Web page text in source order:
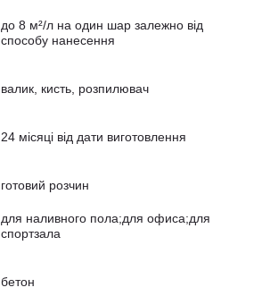
до 8 м²/л на один шар залежно від
способу нанесення
валик, кисть, розпилювач
24 місяці від дати виготовлення
готовий розчин
для наливного пола;для офиса;для
спортзала
бетон